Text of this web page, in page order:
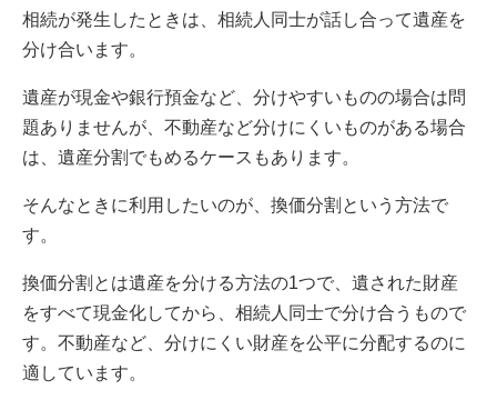
相続が発生したときは、相続人同士が話し合って遺産を
分け合います。
遺産が現金や銀行預金など、分けやすいものの場合は問
題ありませんが、不動産など分けにくいものがある場合
は、遺産分割でもめるケースもあります。
そんなときに利用したいのが、換価分割という方法で
す。
換価分割とは遺産を分ける方法の1つで、遺された財産
をすべて現金化してから、相続人同士で分け合うもので
す。不動産など、分けにくい財産を公平に分配するのに
適しています。